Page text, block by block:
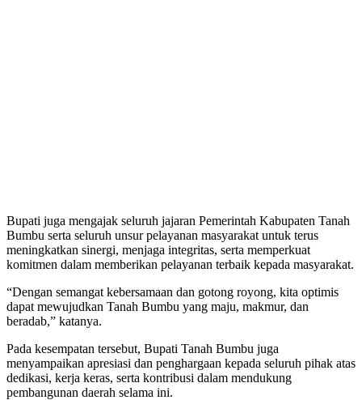
Bupati juga mengajak seluruh jajaran Pemerintah Kabupaten Tanah
Bumbu serta seluruh unsur pelayanan masyarakat untuk terus
meningkatkan sinergi, menjaga integritas, serta memperkuat
komitmen dalam memberikan pelayanan terbaik kepada masyarakat.
“Dengan semangat kebersamaan dan gotong royong, kita optimis
dapat mewujudkan Tanah Bumbu yang maju, makmur, dan
beradab,” katanya.
Pada kesempatan tersebut, Bupati Tanah Bumbu juga
menyampaikan apresiasi dan penghargaan kepada seluruh pihak atas
dedikasi, kerja keras, serta kontribusi dalam mendukung
pembangunan daerah selama ini.